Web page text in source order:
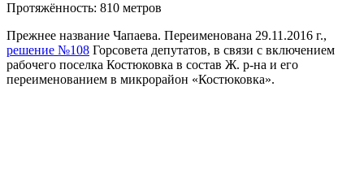
Протяжённость: 810 метров
Прежнее название Чапаева. Переименована 29.11.2016 г.,
решение №108 Горсовета депутатов, в связи с включением
рабочего поселка Костюковка в состав Ж. р-на и его
переименованием в микрорайон «Костюковка».